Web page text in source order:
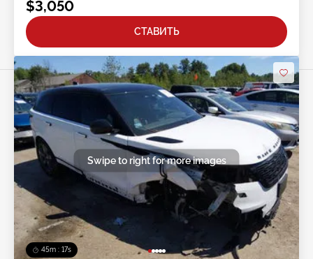
$3,050
СТАВИТЬ
45m : 14s
Swipe to right for more images